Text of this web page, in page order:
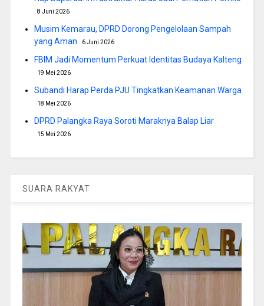
8 Juni 2026
Musim Kemarau, DPRD Dorong Pengelolaan Sampah
yang Aman
6 Juni 2026
FBIM Jadi Momentum Perkuat Identitas Budaya Kalteng
19 Mei 2026
Subandi Harap Perda PJU Tingkatkan Keamanan Warga
18 Mei 2026
DPRD Palangka Raya Soroti Maraknya Balap Liar
15 Mei 2026
SUARA RAKYAT